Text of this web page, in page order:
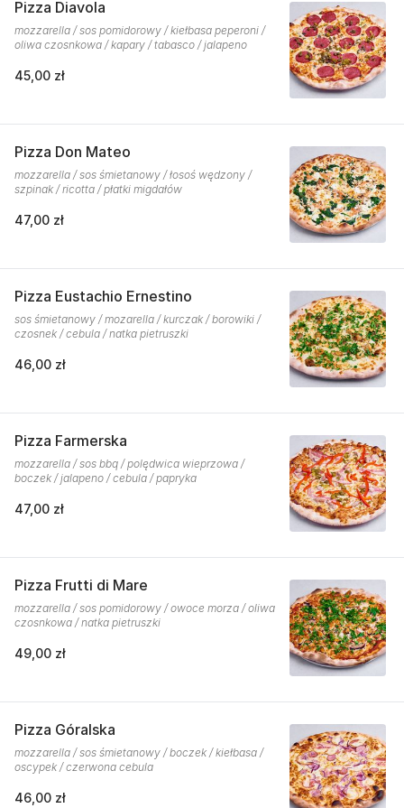
Pizza Diavola
mozzarella / sos pomidorowy / kiełbasa peperoni /
oliwa czosnkowa / kapary / tabasco / jalapeno
45,00 zł
Pizza Don Mateo
mozzarella / sos śmietanowy / łosoś wędzony /
szpinak / ricotta / płatki migdałów
47,00 zł
Pizza Eustachio Ernestino
sos śmietanowy / mozarella / kurczak / borowiki /
czosnek / cebula / natka pietruszki
46,00 zł
Pizza Farmerska
mozzarella / sos bbq / polędwica wieprzowa /
boczek / jalapeno / cebula / papryka
47,00 zł
Pizza Frutti di Mare
mozzarella / sos pomidorowy / owoce morza / oliwa
czosnkowa / natka pietruszki
49,00 zł
Pizza Góralska
mozzarella / sos śmietanowy / boczek / kiełbasa /
oscypek / czerwona cebula
46,00 zł